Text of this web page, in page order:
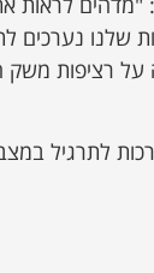
שלנו נערכים
רציפות משק
לתרגיל